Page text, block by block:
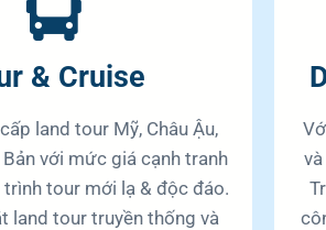
& Cruise
land tour Mỹ, Châu Ậu,
Bản với mức giá cạnh tranh
tour mới lạ & độc đáo.
land tour truyền thống và